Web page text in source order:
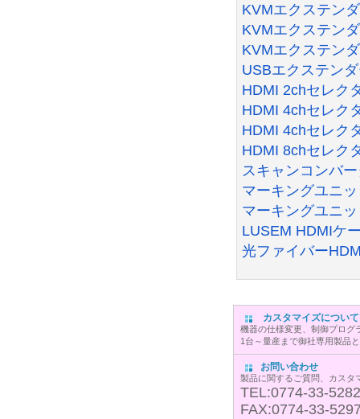
KVMエクステン
KVMエクステン
KVMエクステン
USBエクステン
HDMI 2chセレ
HDMI 4chセレ
HDMI 4chセレ
HDMI 8chセレ
スキャンコンバ
マーキングユニ
マーキングユニ
LUSEM HDMIケ
光ファイバー
カスタマイズについて
機器の仕様変更、制御プログ
1台～量産まで御社専用製品
お問い合わせ
製品に関するご質問、カスタ
TEL:0774-33-5282
FAX:0774-33-